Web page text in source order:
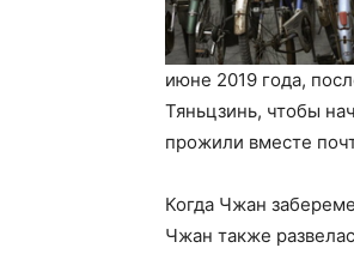
июне 2019 года,
Тяньцзинь, чтобы
прожили вместе
Когда Чжан
Чжан также